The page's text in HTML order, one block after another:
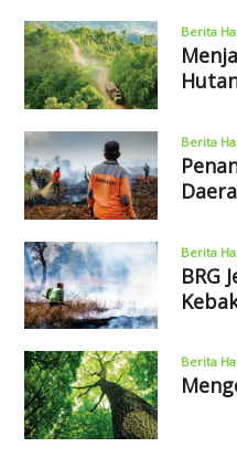
Berita
Berita
Berita
BRG
Berita